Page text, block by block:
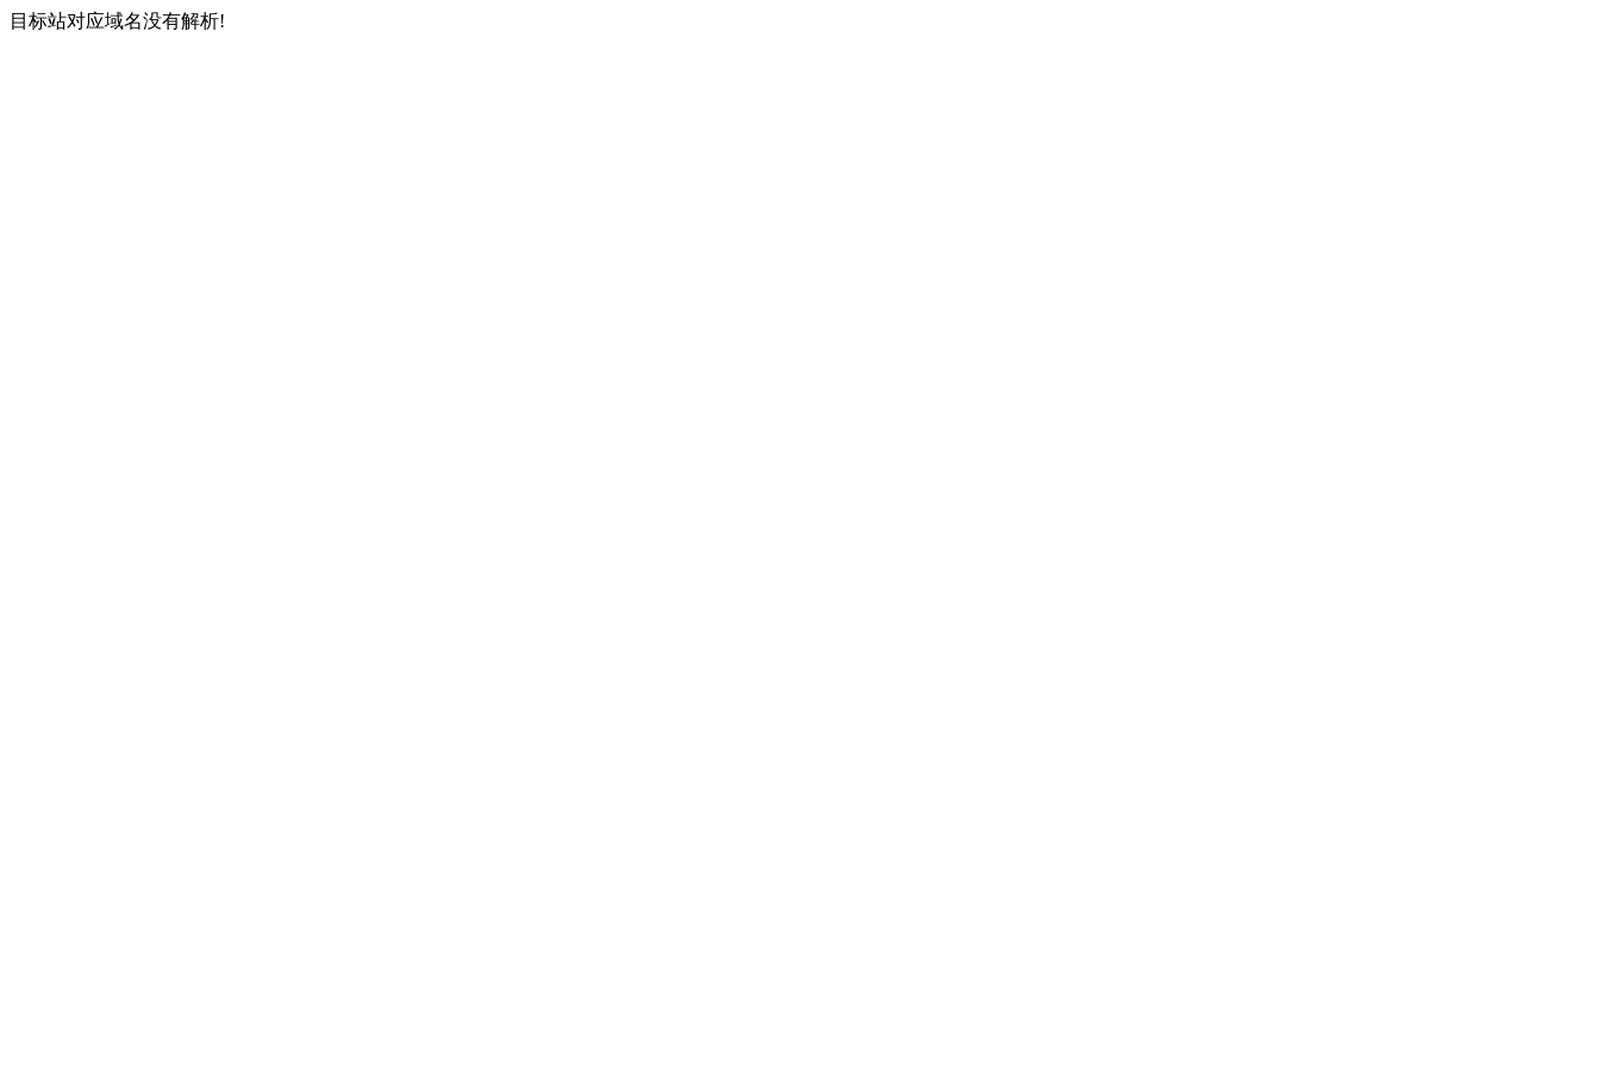
目标站对应域名没有解析!